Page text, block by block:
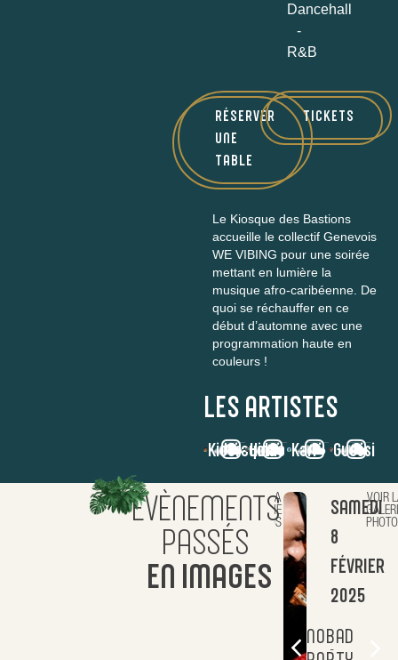
Dancehall
-
R&B
RÉSERVER
UNE
TABLE
TICKETS
Le Kiosque des Bastions
accueille le collectif Genevois
WE VIBING pour une soirée
mettant en lumière la
musique afro-caribéenne. De
quoi se réchauffer en ce
début d’automne avec une
programmation haute en
couleurs !
LES ARTISTES
KidCrayola
Hirma Karl Guessi
ÉVÈNEMENTS
PASSÉS
EN IMAGES
DIMANCHE
6
OCTOBRE
2024
VOIR LA
GALERIE
PHOTOS
NOBAD
-
SAMEDI
8
FÉVRIER
2025
VOIR